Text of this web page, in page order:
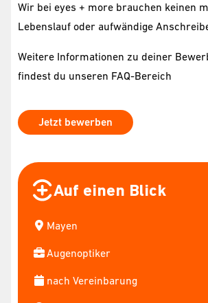
Wir bei eyes + more brauchen keinen
Lebenslauf oder aufwändige
Weitere Informationen zu deiner
findest du unseren FAQ-Bereich
Jetzt bewerben
Auf einen Blick
Mayen
Augenoptiker
nach Vereinbarung